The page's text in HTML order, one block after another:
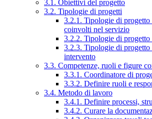
3.1. Obiettivi del progetto
3.2. Tipologie di progetti
3.2.1. Tipologie di progetto
coinvolti nel servizio
3.2.2. Tipologie di progetto
3.2.3. Tipologie di progetto
intervento
3.3. Competenze, ruoli e figure
3.3.1. Coordinatore di
3.3.2. Definire ruoli e
3.4. Metodo di lavoro
3.4.1. Definire processi,
3.4.2. Curare la